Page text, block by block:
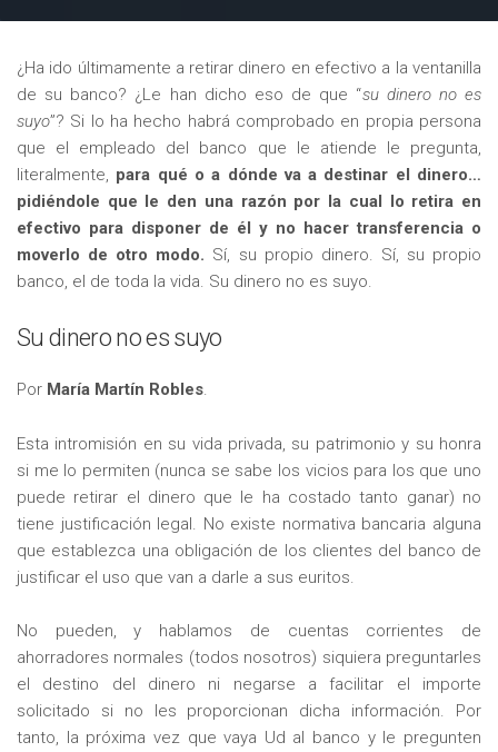
¿Ha ido últimamente a retirar dinero en efectivo a la ventanilla
de su banco? ¿Le han dicho eso de que “su dinero no es
suyo”? Si lo ha hecho habrá comprobado en propia persona
que el empleado del banco que le atiende le pregunta,
literalmente, para qué o a dónde va a destinar el dinero…
pidiéndole que le den una razón por la cual lo retira en
efectivo para disponer de él y no hacer transferencia o
moverlo de otro modo. Sí, su propio dinero. Sí, su propio
banco, el de toda la vida. Su dinero no es suyo.
Su dinero no es suyo
Por María Martín Robles.
Esta intromisión en su vida privada, su patrimonio y su honra
si me lo permiten (nunca se sabe los vicios para los que uno
puede retirar el dinero que le ha costado tanto ganar) no
tiene justificación legal. No existe normativa bancaria alguna
que establezca una obligación de los clientes del banco de
justificar el uso que van a darle a sus euritos.
No pueden, y hablamos de cuentas corrientes de
ahorradores normales (todos nosotros) siquiera preguntarles
el destino del dinero ni negarse a facilitar el importe
solicitado si no les proporcionan dicha información. Por
tanto, la próxima vez que vaya Ud al banco y le pregunten